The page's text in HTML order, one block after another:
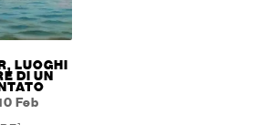
LUOGHI
DI UN
Feb